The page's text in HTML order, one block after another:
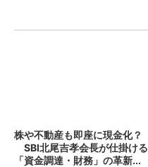
株や不動産も即座に現金化？
SBI北尾吉孝会長が仕掛ける
「資金調達・財務」の革新...